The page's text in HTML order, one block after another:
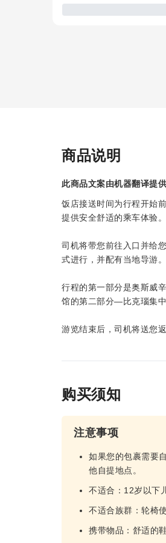
商品说明
此商品文案由机器翻译提
饭店接送时间为行程开始
提供安全舒适的乘车体验
司机将带您前往入口并给
式进行，并配有当地导游
行程的第一部分是奥斯威
馆的第二部分—比克瑙集
游览结束后，司机将送您返
购买须知
注意事项
如果您的包裹需要
他自提地点。
不适合：12岁以下
不适合族群：轮椅
携带物品：舒适的